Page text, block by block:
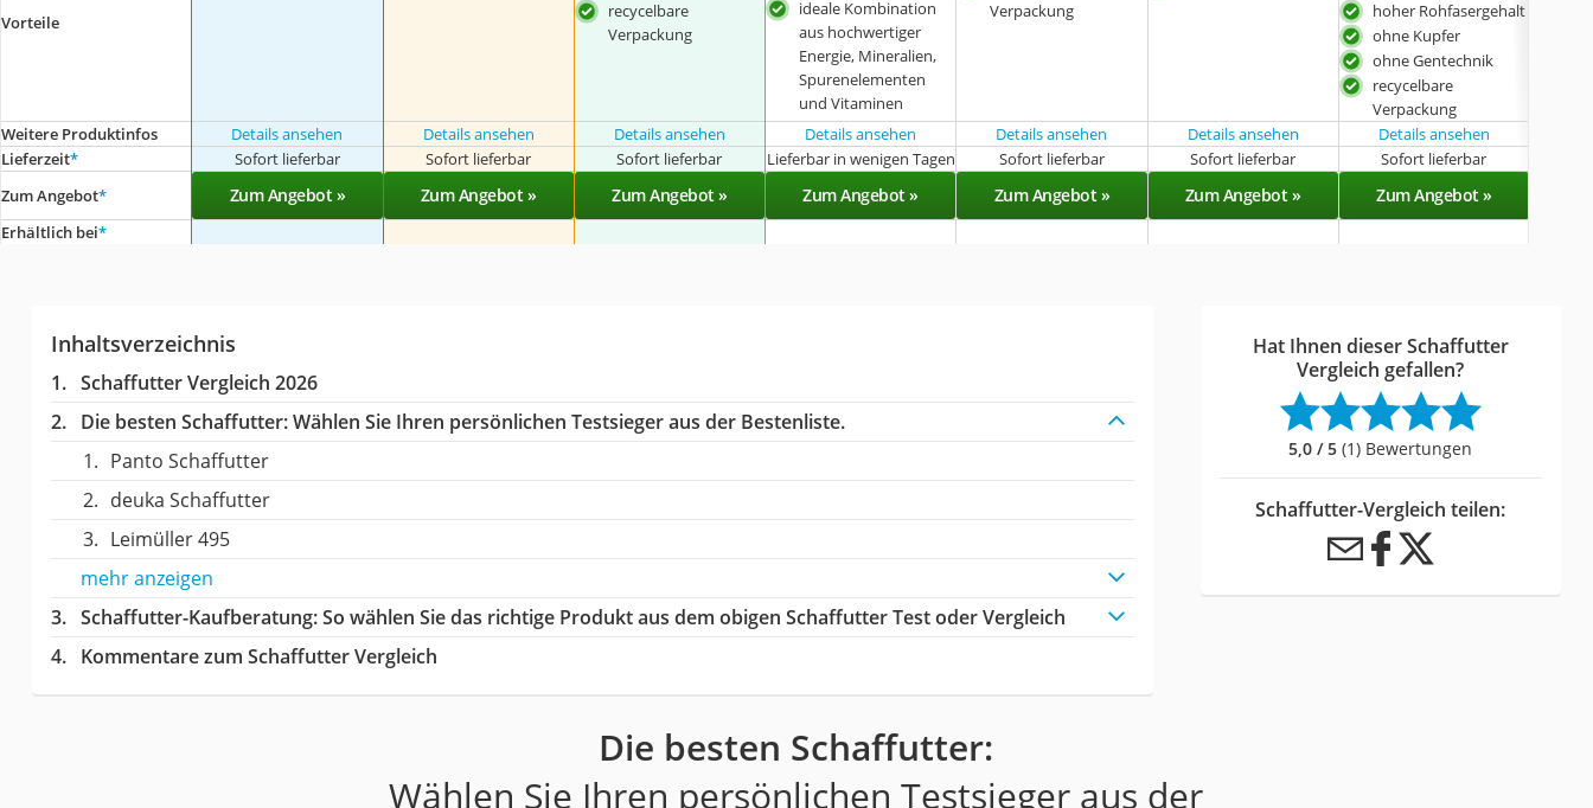
Vorteile
recycelbare
Verpackung
ideale Kombination
aus hochwertiger
Energie, Mineralien,
Spurenelementen
und Vitaminen
Verpackung
hoher Rohfasergehalt
ohne Kupfer
ohne Gentechnik
recycelbare
Verpackung
Weitere Produktinfos Details ansehen Details ansehen Details ansehen Details ansehen Details ansehen Details ansehen
Details ansehen
Lieferzeit* Sofort lieferbar Sofort lieferbar Sofort lieferbar Lieferbar in wenigen Tagen Sofort lieferbar Sofort lieferbar Sofort lieferbar
Zum Angebot* Zum Angebot » Zum Angebot » Zum Angebot » Zum Angebot » Zum Angebot » Zum Angebot » Zum Angebot »
Erhältlich bei*
Inhaltsverzeichnis
Schaffutter Vergleich 2026
Die besten Schaffutter:Wählen Sie Ihren persönlichen Testsieger aus der Bestenliste.
Panto Schaffutter
deuka Schaffutter
Leimüller 495
mehr anzeigen
Schaffutter-Kaufberatung: So wählen Sie das richtige Produkt aus dem obigen Schaffutter Test oder Vergleich
Kommentare zum Schaffutter Vergleich
Hat Ihnen dieser Schaffutter
Vergleich gefallen?
5,0 / 5 (1) Bewertungen
Schaffutter-Vergleich teilen:
Die besten Schaffutter:
Wählen Sie Ihren persönlichen Testsieger aus der